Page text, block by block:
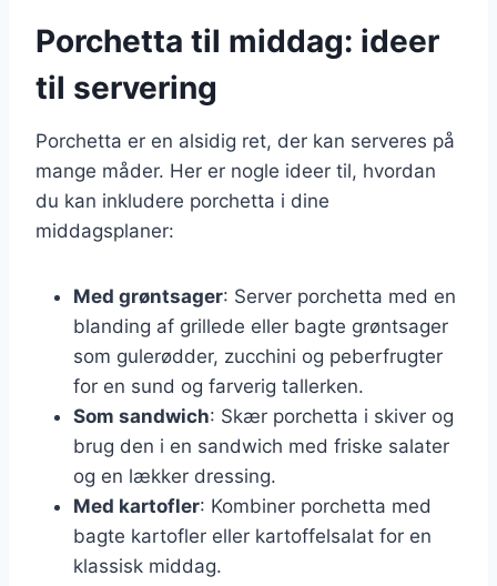
Porchetta til middag: ideer
til servering
Porchetta er en alsidig ret, der kan serveres på
mange måder. Her er nogle ideer til, hvordan
du kan inkludere porchetta i dine
middagsplaner:
Med grøntsager: Server porchetta med en
blanding af grillede eller bagte grøntsager
som gulerødder, zucchini og peberfrugter
for en sund og farverig tallerken.
Som sandwich: Skær porchetta i skiver og
brug den i en sandwich med friske salater
og en lækker dressing.
Med kartofler: Kombiner porchetta med
bagte kartofler eller kartoffelsalat for en
klassisk middag.